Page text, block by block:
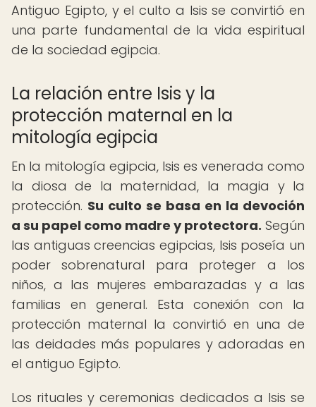
Antiguo Egipto, y el culto a Isis se convirtió en
una parte fundamental de la vida espiritual
de la sociedad egipcia.
La relación entre Isis y la
protección maternal en la
mitología egipcia
En la mitología egipcia, Isis es venerada como
la diosa de la maternidad, la magia y la
protección. Su culto se basa en la devoción
a su papel como madre y protectora. Según
las antiguas creencias egipcias, Isis poseía un
poder sobrenatural para proteger a los
niños, a las mujeres embarazadas y a las
familias en general. Esta conexión con la
protección maternal la convirtió en una de
las deidades más populares y adoradas en
el antiguo Egipto.
Los rituales y ceremonias dedicados a Isis se